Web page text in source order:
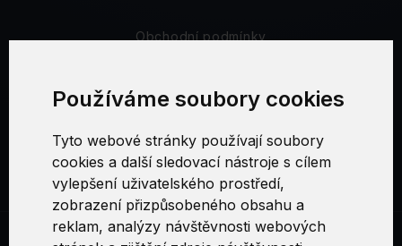
Používáme soubory cookies
Tyto webové stránky používají soubory
cookies a další sledovací nástroje s cílem
vylepšení uživatelského prostředí,
zobrazení přizpůsobeného obsahu a
reklam, analýzy návštěvnosti webových
Obchodní podmínky
Nastavení cookies